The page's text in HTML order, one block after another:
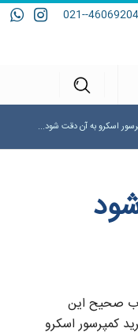
اسکرو به آن دقت شود...
صحیح این
کمپرسور اسکرو